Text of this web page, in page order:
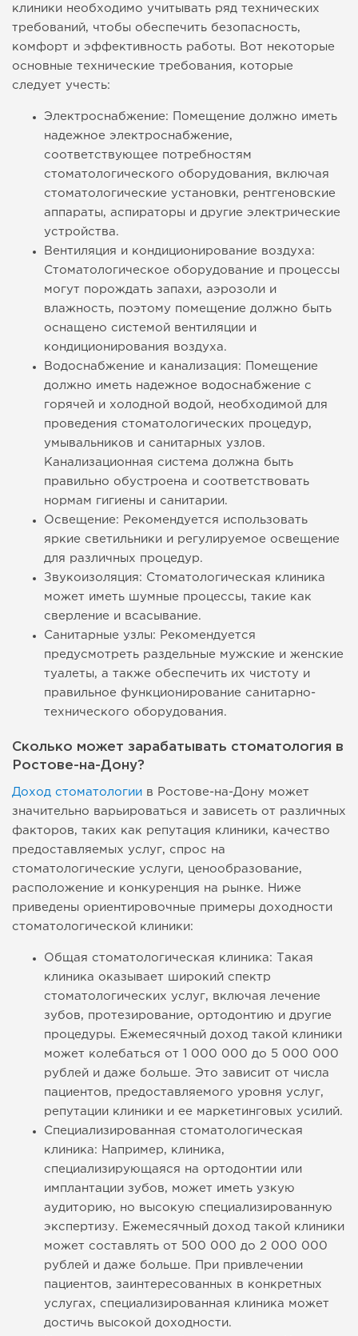
клиники необходимо учитывать ряд технических
требований, чтобы обеспечить безопасность,
комфорт и эффективность работы. Вот некоторые
основные технические требования, которые
следует учесть:
Электроснабжение: Помещение должно иметь
надежное электроснабжение,
соответствующее потребностям
стоматологического оборудования, включая
стоматологические установки, рентгеновские
аппараты, аспираторы и другие электрические
устройства.
Вентиляция и кондиционирование воздуха:
Стоматологическое оборудование и процессы
могут порождать запахи, аэрозоли и
влажность, поэтому помещение должно быть
оснащено системой вентиляции и
кондиционирования воздуха.
Водоснабжение и канализация: Помещение
должно иметь надежное водоснабжение с
горячей и холодной водой, необходимой для
проведения стоматологических процедур,
умывальников и санитарных узлов.
Канализационная система должна быть
правильно обустроена и соответствовать
нормам гигиены и санитарии.
Освещение: Рекомендуется использовать
яркие светильники и регулируемое освещение
для различных процедур.
Звукоизоляция: Стоматологическая клиника
может иметь шумные процессы, такие как
сверление и всасывание.
Санитарные узлы: Рекомендуется
предусмотреть раздельные мужские и женские
туалеты, а также обеспечить их чистоту и
правильное функционирование санитарно-
технического оборудования.
Сколько может зарабатывать стоматология в
Ростове-на-Дону?
Доход стоматологии в Ростове-на-Дону может
значительно варьироваться и зависеть от различных
факторов, таких как репутация клиники, качество
предоставляемых услуг, спрос на
стоматологические услуги, ценообразование,
расположение и конкуренция на рынке. Ниже
приведены ориентировочные примеры доходности
стоматологической клиники:
Общая стоматологическая клиника: Такая
клиника оказывает широкий спектр
стоматологических услуг, включая лечение
зубов, протезирование, ортодонтию и другие
процедуры. Ежемесячный доход такой клиники
может колебаться от 1 000 000 до 5 000 000
рублей и даже больше. Это зависит от числа
пациентов, предоставляемого уровня услуг,
репутации клиники и ее маркетинговых усилий.
Специализированная стоматологическая
клиника: Например, клиника,
специализирующаяся на ортодонтии или
имплантации зубов, может иметь узкую
аудиторию, но высокую специализированную
экспертизу. Ежемесячный доход такой клиники
может составлять от 500 000 до 2 000 000
рублей и даже больше. При привлечении
пациентов, заинтересованных в конкретных
услугах, специализированная клиника может
достичь высокой доходности.